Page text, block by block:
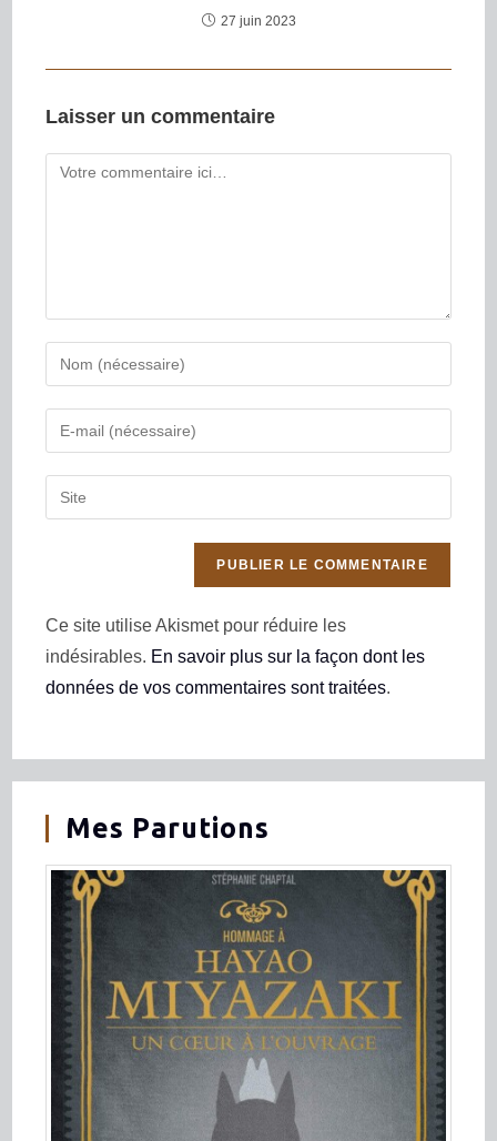
27 juin 2023
Laisser un commentaire
Ce site utilise Akismet pour réduire les
indésirables. En savoir plus sur la façon dont les
données de vos commentaires sont traitées.
Mes Parutions